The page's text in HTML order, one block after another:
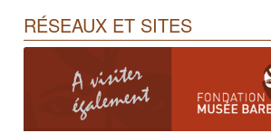
RÉSEAUX ET SITES